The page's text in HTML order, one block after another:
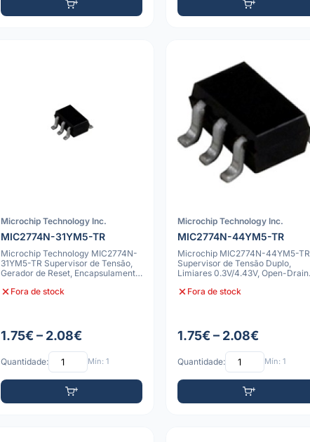
Microchip Technology Inc.
MIC2774N-31YM5-TR
Microchip Technology MIC2774N-
31YM5-TR Supervisor de Tensão,
Gerador de Reset, Encapsulamento
Fora de stock
1.75€ – 2.08€
Quantidade: Mín: 1
Microchip Technology Inc.
MIC2774N-44YM5-TR
Microchip MIC2774N-44YM5-TR
Supervisor de Tensão Duplo,
Limiares 0.3V/4.43V, Open-Drain
Fora de stock
1.75€ – 2.08€
Quantidade: Mín: 1